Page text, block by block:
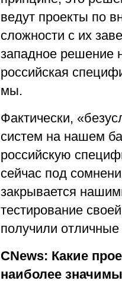
ведут проекты по
сложности с их
западное решение
российская
мы.
Фактически,
систем на нашем
российскую
сейчас под
закрывается
тестирование
получили отличные
CNews: Какие
наиболее